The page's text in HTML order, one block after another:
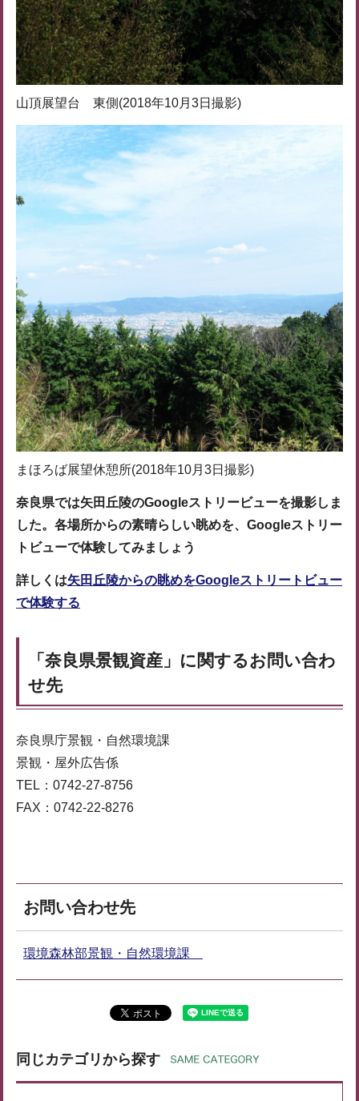
山頂展望台 東側(2018年10月3日撮影)
まほろば展望休憩所(2018年10月3日撮影)
奈良県では矢田丘陵のGoogleストリービューを撮影しま
した。各場所からの素晴らしい眺めを、Googleストリー
トビューで体験してみましょう
詳しくは矢田丘陵からの眺めをGoogleストリートビュー
で体験する
「奈良県景観資産」に関するお問い合わ
せ先
奈良県庁景観・自然環境課
景観・屋外広告係
TEL：0742-27-8756
FAX：0742-22-8276
お問い合わせ先
環境森林部景観・自然環境課
同じカテゴリから探す